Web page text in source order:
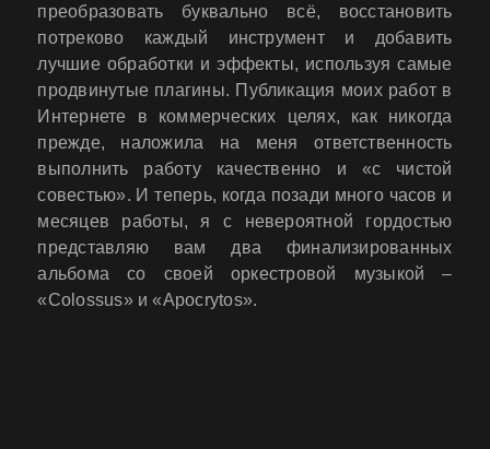
преобразовать буквально всё, восстановить
потреково каждый инструмент и добавить
лучшие обработки и эффекты, используя самые
продвинутые плагины. Публикация моих работ в
Интернете в коммерческих целях, как никогда
прежде, наложила на меня ответственность
выполнить работу качественно и «с чистой
совестью». И теперь, когда позади много часов и
месяцев работы, я с невероятной гордостью
представляю вам два финализированных
альбома со своей оркестровой музыкой –
«Colossus» и «Apocrytos».